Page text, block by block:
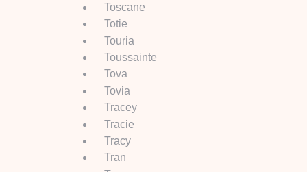
Toscane
Totie
Touria
Toussainte
Tova
Tovia
Tracey
Tracie
Tracy
Tran